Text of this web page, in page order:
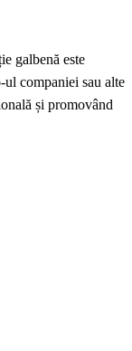
galbenă este
ul companiei sau alte
și promovând